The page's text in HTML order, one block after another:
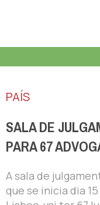
PAÍS
SALA DE
PARA 67
A sala de
que se inicia dia